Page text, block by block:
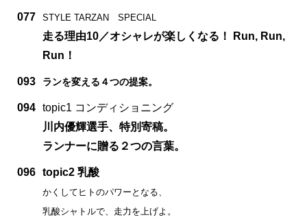
077 STYLE TARZAN SPECIAL
走る理由10／オシャレが楽しくなる！ Run, Run,
Run！
093 ランを変える４つの提案。
094 topic1 コンディショニング
川内優輝選手、特別寄稿。
ランナーに贈る２つの言葉。
096 topic2 乳酸
かくしてヒトのパワーとなる、
乳酸シャトルで、走力を上げよ。